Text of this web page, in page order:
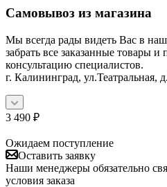
Самовывоз из магазина
Мы всегда рады видеть Вас в
забрать все заказанные товары
консультацию специалистов.
г. Калининград, ул.Театральная,
3 490 ₽
Ожидаем поступление
Оставить заявку
Наши менеджеры обязательно
условия заказа